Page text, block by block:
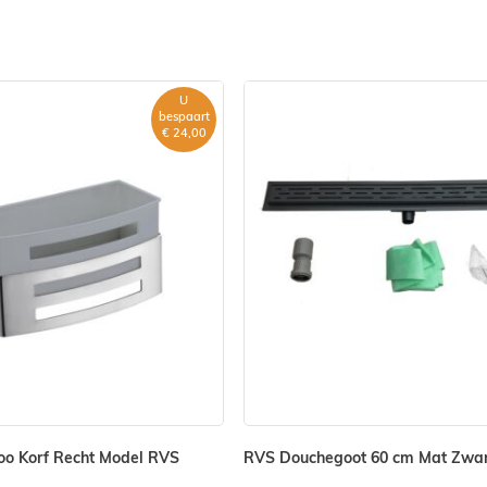
Wilt u een andere
producten.
douchegoot,
bij onderstaande
Korf Recht Model RVS
U
bespaart
€ 24,00
RVS Douchegoot 60 cm Mat